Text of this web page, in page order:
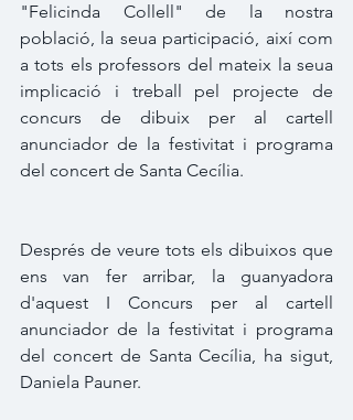
"Felicinda Collell" de la nostra
població, la seua participació, així com
a tots els professors del mateix la seua
implicació i treball pel projecte de
concurs de dibuix per al cartell
anunciador de la festivitat i programa
del concert de Santa Cecília.
Després de veure tots els dibuixos que
ens van fer arribar, la guanyadora
d'aquest I Concurs per al cartell
anunciador de la festivitat i programa
del concert de Santa Cecília, ha sigut,
Daniela Pauner.